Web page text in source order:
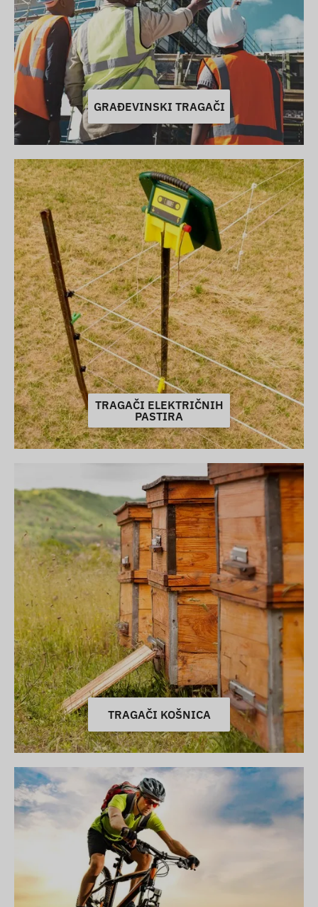
GRAĐEVINSKI TRAGAČI
TRAGAČI ELEKTRIČNIH
PASTIRA
TRAGAČI KOŠNICA